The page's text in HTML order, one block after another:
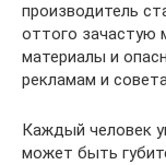
производитель
оттого зачастую
материалы и
рекламам и
Каждый человек
может быть